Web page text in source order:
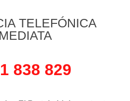
TELEFÓNICA
838 829